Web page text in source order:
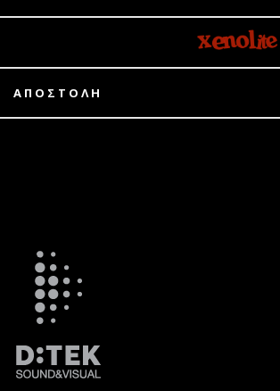
ΑΠΟΣΤΟΛΗ